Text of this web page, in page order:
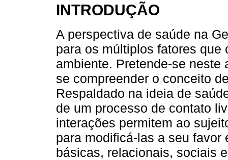
INTRODUÇÃO
A perspectiva de saúde na
para os múltiplos fatores
ambiente. Pretende-se neste
se compreender o conceito
Respaldado na ideia de
de um processo de contato
interações permitem ao
para modificá-las a seu
básicas, relacionais, sociais